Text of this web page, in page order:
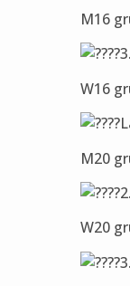
M16
W16
M20
W20